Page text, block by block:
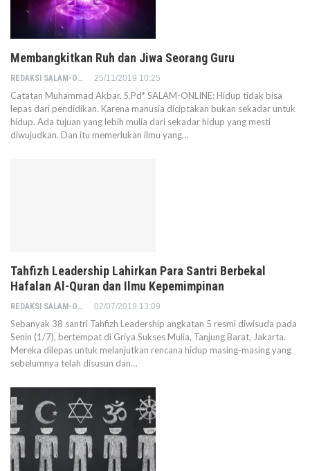
Membangkitkan Ruh dan Jiwa Seorang Guru
REDAKSI SALAM-ONLINE 25/11/2019 10:25
Catatan Muhammad Akbar, S.Pd* SALAM-ONLINE: Hidup tidak bisa
lepas dari pendidikan. Karena manusia diciptakan bukan sekadar untuk
hidup. Ada tujuan yang lebih mulia dari sekadar hidup yang mesti
diwujudkan. Dan itu memerlukan ilmu yang…
Tahfizh Leadership Lahirkan Para Santri Berbekal
Hafalan Al-Quran dan Ilmu Kepemimpinan
REDAKSI SALAM-ONLINE 02/07/2019 13:09
Sebanyak 38 santri Tahfizh Leadership angkatan 5 resmi diwisuda pada
Senin (1/7), bertempat di Griya Sukses Mulia, Tanjung Barat, Jakarta.
Mereka dilepas untuk melanjutkan rencana hidup masing-masing yang
sebelumnya telah disusun dan…